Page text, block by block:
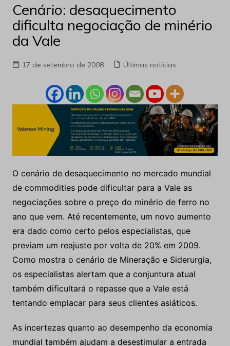
Cenário: desaquecimento
dificulta negociação de minério
da Vale
17 de setembro de 2008 Últimas notícias
O cenário de desaquecimento no mercado mundial
de commodities pode dificultar para a Vale as
negociações sobre o preço do minério de ferro no
ano que vem. Até recentemente, um novo aumento
era dado como certo pelos especialistas, que
previam um reajuste por volta de 20% em 2009.
Como mostra o cenário de Mineração e Siderurgia,
os especialistas alertam que a conjuntura atual
também dificultará o repasse que a Vale está
tentando emplacar para seus clientes asiáticos.
As incertezas quanto ao desempenho da economia
mundial também ajudam a desestimular a entrada